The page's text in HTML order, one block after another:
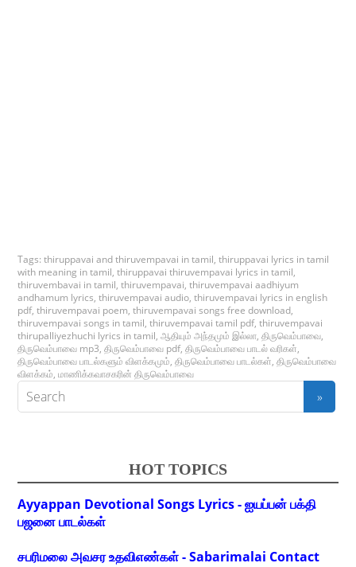
Tags:thiruppavai and thiruvempavai in tamil,thiruppavai lyrics in tamil
with meaning in tamil,thiruppavai thiruvempavai lyrics in tamil,
thiruvembavai in tamil,thiruvempavai,thiruvempavai aadhiyum
andhamum lyrics,thiruvempavai audio,thiruvempavai lyrics in english
pdf,thiruvempavai poem,thiruvempavai songs free download,
thiruvempavai songs in tamil,thiruvempavai tamil pdf,thiruvempavai
thirupalliyezhuchi lyrics in tamil,ஆதியும் அந்தமும் இல்லா,திருவெம்பாவை,
திருவெம்பாவை mp3,திருவெம்பாவை pdf,திருவெம்பாவை பாடல் வரிகள்,
திருவெம்பாவை பாடல்களும் விளக்கமும்,திருவெம்பாவை பாடல்கள்,திருவெம்பாவை
விளக்கம்,மாணிக்கவாசகரின் திருவெம்பாவை
HOT TOPICS
Ayyappan Devotional Songs Lyrics - ஐயப்பன் பக்தி
பஜனை பாடல்கள்
சபரிமலை அவசர உதவிஎண்கள் - Sabarimalai Contact